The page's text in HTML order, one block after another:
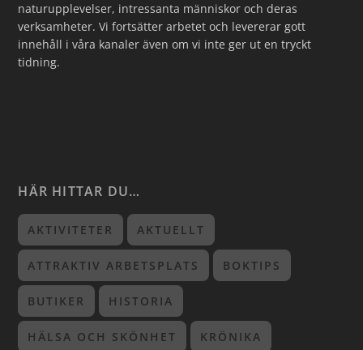
naturupplevelser, intressanta människor och deras
verksamheter. Vi fortsätter arbetet och levererar gott
innehåll i våra kanaler även om vi inte ger ut en tryckt
tidning.
HÄR HITTAR DU…
AKTIVITETER AKTUELLT
ATTRAKTIV ARBETSPLATS BOKTIPS
BUTIKER HISTORIA
HÄLSA OCH SKÖNHET KRÖNIKA